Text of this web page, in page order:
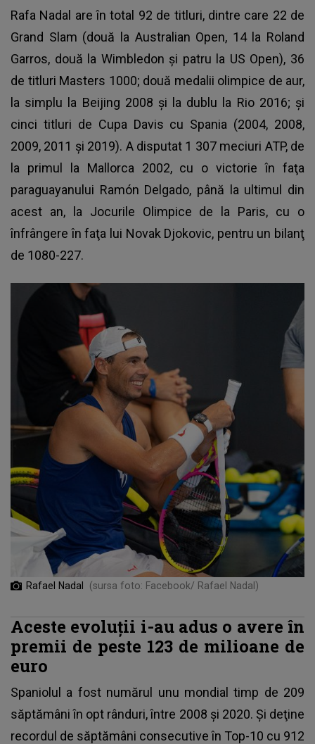
Rafa Nadal are în total 92 de titluri, dintre care 22 de
Grand Slam (două la Australian Open, 14 la Roland
Garros, două la Wimbledon şi patru la US Open), 36
de titluri Masters 1000; două medalii olimpice de aur,
la simplu la Beijing 2008 şi la dublu la Rio 2016; şi
cinci titluri de Cupa Davis cu Spania (2004, 2008,
2009, 2011 şi 2019). A disputat 1 307 meciuri ATP, de
la primul la Mallorca 2002, cu o victorie în faţa
paraguayanului Ramón Delgado, până la ultimul din
acest an, la Jocurile Olimpice de la Paris, cu o
înfrângere în faţa lui Novak Djokovic, pentru un bilanţ
de 1080-227.
Rafael Nadal (sursa foto: Facebook/ Rafael Nadal)
Aceste evoluţii i-au adus o avere în
premii de peste 123 de milioane de
euro
Spaniolul a fost numărul unu mondial timp de 209
săptămâni în opt rânduri, între 2008 şi 2020. Şi deţine
recordul de săptămâni consecutive în Top-10 cu 912